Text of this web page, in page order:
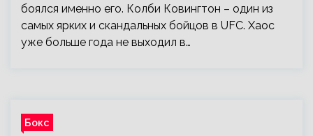
боялся именно его. Колби Ковингтон – один из
самых ярких и скандальных бойцов в UFC. Хаос
уже больше года не выходил в…
Бокс